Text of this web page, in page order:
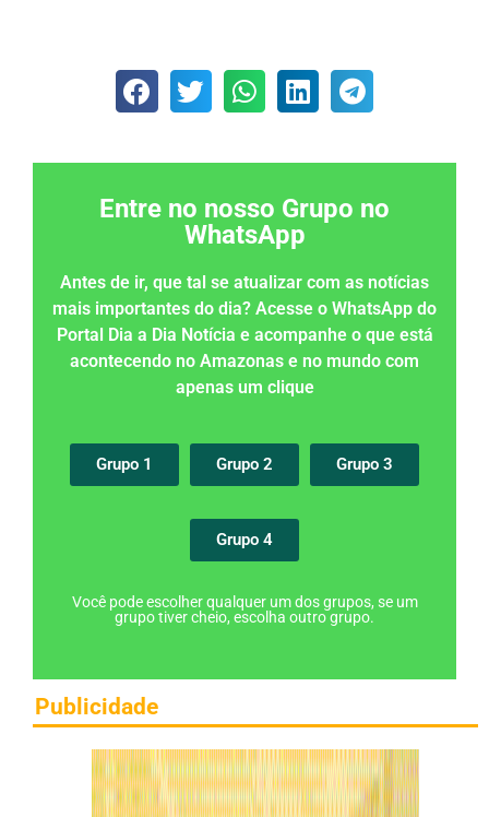
Entre no nosso Grupo no
WhatsApp
Antes de ir, que tal se atualizar com as notícias
mais importantes do dia? Acesse o WhatsApp do
Portal Dia a Dia Notícia e acompanhe o que está
acontecendo no Amazonas e no mundo com
apenas um clique
Grupo 1 Grupo 2 Grupo 3
Grupo 4
Você pode escolher qualquer um dos grupos, se um
grupo tiver cheio, escolha outro grupo.
Publicidade